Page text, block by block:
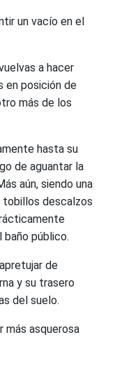
un vacío en el
a hacer
en posición de
más de los
hasta su
de aguantar la
aún, siendo una
tobillos descalzos
público.
apretujar de
y su trasero
del suelo.
más asquerosa